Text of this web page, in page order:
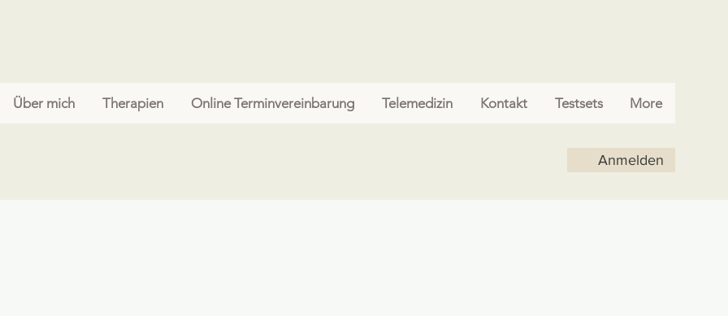
Über mich Therapien Online Terminvereinbarung Telemedizin Kontakt Testsets More
Anmelden